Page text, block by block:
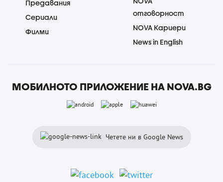
Предавания
Сериали
Филми
отговорност
NOVA Кариери
News in English
МОБИЛНОТО ПРИЛОЖЕНИЕ НА NOVA.BG
Четете ни в Google News